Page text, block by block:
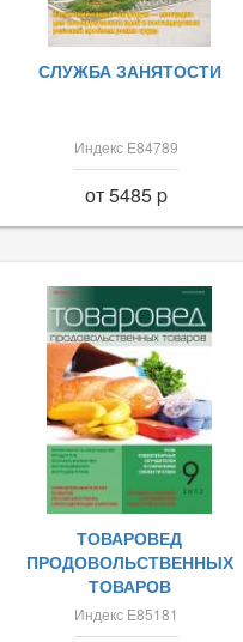
СЛУЖБА ЗАНЯТОСТИ
Индекс Е84789
от 5485 p
ТОВАРОВЕД
ПРОДОВОЛЬСТВЕННЫХ
ТОВАРОВ
Индекс Е85181